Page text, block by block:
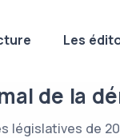
Les
de la
législatives de